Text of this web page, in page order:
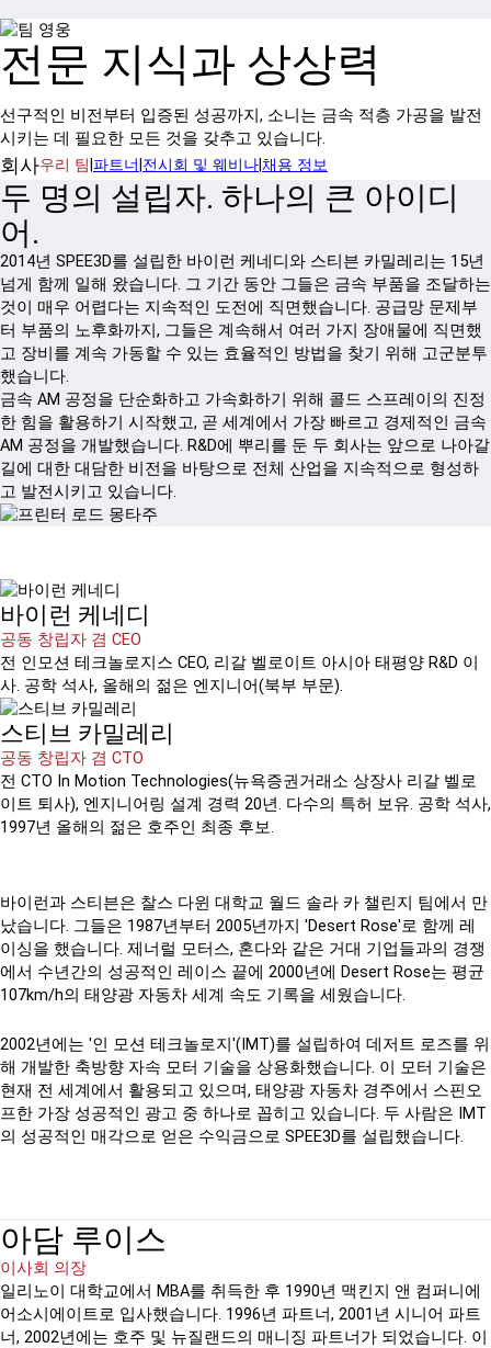
전문 지식과 상상력
선구적인 비전부터 입증된 성공까지, 소니는 금속 적층 가공을 발전
시키는 데 필요한 모든 것을 갖추고 있습니다.
회사우리 팀 파트너 전시회 및 웨비나 채용 정보
두 명의 설립자. 하나의 큰 아이디
어.
2014년 SPEE3D를 설립한 바이런 케네디와 스티븐 카밀레리는 15년
넘게 함께 일해 왔습니다. 그 기간 동안 그들은 금속 부품을 조달하는
것이 매우 어렵다는 지속적인 도전에 직면했습니다. 공급망 문제부
터 부품의 노후화까지, 그들은 계속해서 여러 가지 장애물에 직면했
고 장비를 계속 가동할 수 있는 효율적인 방법을 찾기 위해 고군분투
했습니다.
금속 AM 공정을 단순화하고 가속화하기 위해 콜드 스프레이의 진정
한 힘을 활용하기 시작했고, 곧 세계에서 가장 빠르고 경제적인 금속
AM 공정을 개발했습니다. R&D에 뿌리를 둔 두 회사는 앞으로 나아갈
길에 대한 대담한 비전을 바탕으로 전체 산업을 지속적으로 형성하
고 발전시키고 있습니다.
바이런 케네디
공동 창립자 겸 CEO
전 인모션 테크놀로지스 CEO, 리갈 벨로이트 아시아 태평양 R&D 이
사. 공학 석사, 올해의 젊은 엔지니어(북부 부문).
스티브 카밀레리
공동 창립자 겸 CTO
전 CTO In Motion Technologies(뉴욕증권거래소 상장사 리갈 벨로
이트 퇴사), 엔지니어링 설계 경력 20년. 다수의 특허 보유. 공학 석사,
1997년 올해의 젊은 호주인 최종 후보.
바이런과 스티븐은 찰스 다윈 대학교 월드 솔라 카 챌린지 팀에서 만
났습니다. 그들은 1987년부터 2005년까지 'Desert Rose'로 함께 레
이싱을 했습니다. 제너럴 모터스, 혼다와 같은 거대 기업들과의 경쟁
에서 수년간의 성공적인 레이스 끝에 2000년에 Desert Rose는 평균
107km/h의 태양광 자동차 세계 속도 기록을 세웠습니다.
2002년에는 '인 모션 테크놀로지'(IMT)를 설립하여 데저트 로즈를 위
해 개발한 축방향 자속 모터 기술을 상용화했습니다. 이 모터 기술은
현재 전 세계에서 활용되고 있으며, 태양광 자동차 경주에서 스핀오
프한 가장 성공적인 광고 중 하나로 꼽히고 있습니다. 두 사람은 IMT
의 성공적인 매각으로 얻은 수익금으로 SPEE3D를 설립했습니다.
아담 루이스
이사회 의장
일리노이 대학교에서 MBA를 취득한 후 1990년 맥킨지 앤 컴퍼니에
어소시에이트로 입사했습니다. 1996년 파트너, 2001년 시니어 파트
너, 2002년에는 호주 및 뉴질랜드의 매니징 파트너가 되었습니다. 이